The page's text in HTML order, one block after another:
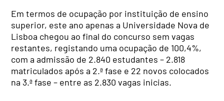
Em termos de ocupação por instituição de ensino
superior, este ano apenas a Universidade Nova de
Lisboa chegou ao final do concurso sem vagas
restantes, registando uma ocupação de 100,4%,
com a admissão de 2.840 estudantes – 2.818
matriculados após a 2.ª fase e 22 novos colocados
na 3.ª fase – entre as 2.830 vagas inicias.